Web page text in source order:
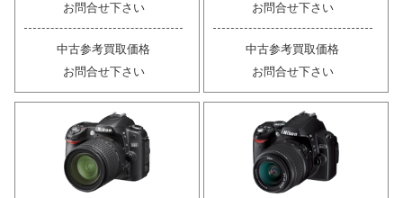
お問合せ下さい
中古参考買取価格
お問合せ下さい
お問合せ下さい
中古参考買取価格
お問合せ下さい